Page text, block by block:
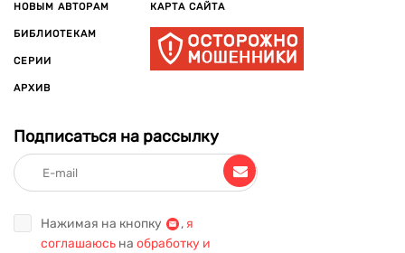
НОВЫМ АВТОРАМ
БИБЛИОТЕКАМ
СЕРИИ
АРХИВ
КАРТА САЙТА
Подписаться на рассылку
Нажимая на кнопку , я
соглашаюсь на обработку и